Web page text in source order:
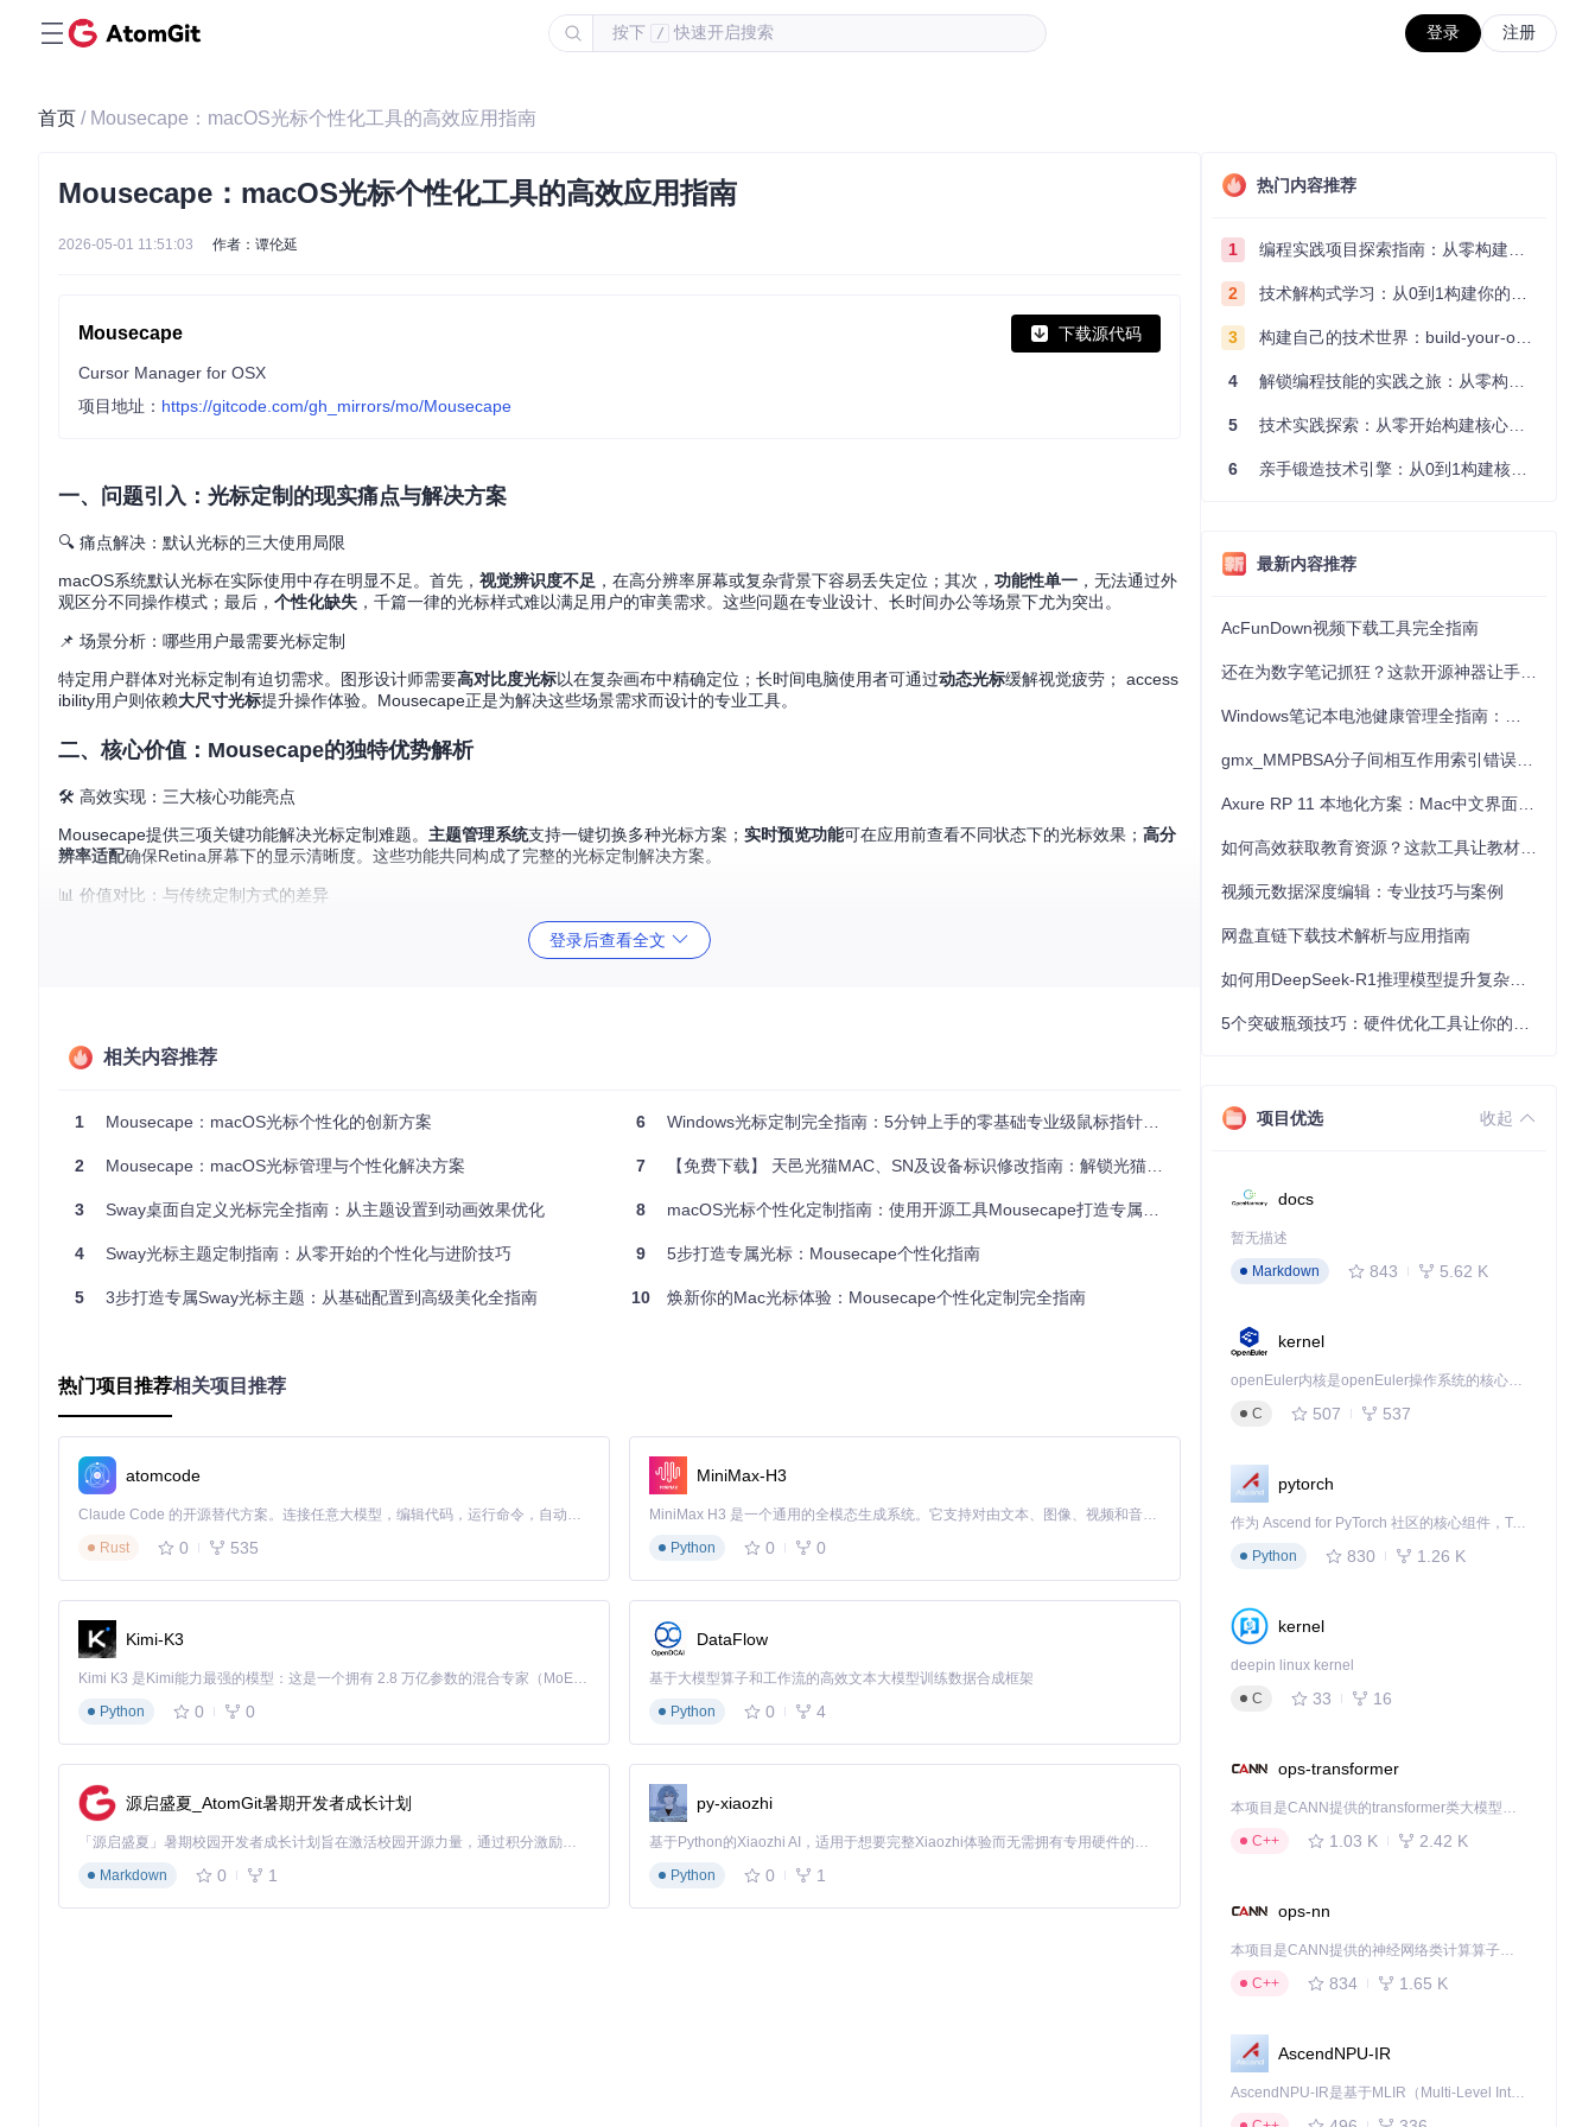
按下 / 快速开启搜索 登录 注册
首页 / Mousecape：macOS光标个性化工具的高效应用指南
Mousecape：macOS光标个性化工具的高效应用指南
2026-05-01 11:51:03 作者：谭伦延
Mousecape 下载源代码
Cursor Manager for OSX
项目地址： https://gitcode.com/gh_mirrors/mo/Mousecape
一、问题引入：光标定制的现实痛点与解决方案
🔍 痛点解决：默认光标的三大使用局限
macOS系统默认光标在实际使用中存在明显不足。首先， 视觉辨识度不足 ，在高分辨率屏幕或复杂背景下容易丢失定位；其次， 功能性单一 ，无法通过外
观区分不同操作模式；最后， 个性化缺失 ，千篇一律的光标样式难以满足用户的审美需求。这些问题在专业设计、长时间办公等场景下尤为突出。
📌 场景分析：哪些用户最需要光标定制
特定用户群体对光标定制有迫切需求。图形设计师需要高对比度光标以在复杂画布中精确定位；长时间电脑使用者可通过动态光标缓解视觉疲劳； access
ibility用户则依赖大尺寸光标提升操作体验。Mousecape正是为解决这些场景需求而设计的专业工具。
二、核心价值：Mousecape的独特优势解析
🛠️ 高效实现：三大核心功能亮点
Mousecape提供三项关键功能解决光标定制难题。 主题管理系统支持一键切换多种光标方案； 实时预览功能可在应用前查看不同状态下的光标效果； 高分
辨率适配确保Retina屏幕下的显示清晰度。这些功能共同构成了完整的光标定制解决方案。
📊 价值对比：与传统定制方式的差异
🔧 目标：获取并安装Mousecape工具
方法
：通过Git克隆项目仓库并使用Xcode构建应用。执行以下命令获取源码：
clone
成。
方法：启动应用后，在主题列表中选择所需样式，点击"应用"按钮。首次使用需安装Helper Tool以获取系统权限。
已生效。系统偏好设置中应显示当前应用的光标方案。
图：Mousecape主界面展示了多种光标主题选择，当前已应用"Svanslös Blue"主题
四、创意拓展：跨场景应用与高级技巧
💡 创新应用：多场景光标定制策略
🔄 创新应用：动态光标制作与分享
利用Mousecape的主题编辑功能，普通用户也能创建个性化动态光标。准备8-12帧PNG图像序列，通过导入功能生成动画光标。完成的主题可导出为.cap
e文件，与社区分享或用于多设备同步。
五、常见问题与优化建议
🔍 痛点解决：光标异常的快速修复
当出现光标显示异常时，可通过三个步骤解决：首先重启Mousecape应用；其次在偏好设置中重新安装Helper Tool；最后使用"恢复默认光标"功能重置系
统设置。这些操作可解决90%以上的常见问题。
💡 高效实现：性能优化建议
登录后查看全文
相关内容推荐
1 Mousecape：macOS光标个性化的创新方案
2 Mousecape：macOS光标管理与个性化解决方案
3 Sway桌面自定义光标完全指南：从主题设置到动画效果优化
4 Sway光标主题定制指南：从零开始的个性化与进阶技巧
5 3步打造专属Sway光标主题：从基础配置到高级美化全指南
6 Windows光标定制完全指南：5分钟上手的零基础专业级鼠标指针美化方案
7 【免费下载】 天邑光猫MAC、SN及设备标识修改指南：解锁光猫定制新境界
8 macOS光标个性化定制指南：使用开源工具Mousecape打造专属交互体验
9 5步打造专属光标：Mousecape个性化指南
10 焕新你的Mac光标体验：Mousecape个性化定制完全指南
热门项目推荐相关项目推荐
atomcode
Claude Code 的开源替代方案。连接任意大模型，编辑代码，运行命令，自动验证 — 全自动执行。用 Rust 构建，极致性能。 ｜ An open-source alternative to Claude Code. Connect any LLM, edit code, run commands, and verify changes — autonomously. Built in Rust for speed. Get Started
Rust
0 535
MiniMax-H3
MiniMax H3 是一个通用的全模态生成系统。它支持对由文本、图像、视频和音频组成的多模态上下文进行统一理解，并能生成分辨率高达 2K、时长可达 15 秒的带原生立体声音频的视频。得益于面向任务泛化的系统设计，H3 在预训练阶段就已具备广泛的多模态上下文理解与生成能力，能够出色地执行复杂的多模态指令。
Python
0 0
Kimi-K3
Kimi K3 是Kimi能力最强的模型：这是一个拥有 2.8 万亿参数的混合专家（MoE）模型，具备原生视觉理解能力，并支持 100 万 token 的上下文窗口。
Python
0 0
DataFlow
基于大模型算子和工作流的高效文本大模型训练数据合成框架
Python
0 4
源启盛夏_AtomGit暑期开发者成长计划
「源启盛夏」暑期校园开发者成长计划旨在激活校园开源力量，通过积分激励、认证扶持、资源倾斜等形式，引导高校组织和开发者完成「入驻 — 建项目 — 做贡献 — 获认证 — 得资源」的完整闭环。无论你是想带领社团入驻平台的组织者，还是希望用代码贡献证明自己的开发者，都能在这里找到属于你的成长路径。
Markdown
0 1
py-xiaozhi
基于Python的Xiaozhi AI，适用于想要完整Xiaozhi体验而无需拥有专用硬件的用户。
Python
0 1
热门内容推荐
1 编程实践项目探索指南：从零构建技术能力体系
2 技术解构式学习：从0到1构建你的编程知识体系
3 构建自己的技术世界：build-your-own-x项目的实践探索指南
4 解锁编程技能的实践之旅：从零构建你的技术世界
5 技术实践探索：从零开始构建核心系统的实践指南
6 亲手锻造技术引擎：从0到1构建核心系统的实践指南
最新内容推荐
AcFunDown视频下载工具完全指南
视频元数据深度编辑：专业技巧与案例
网盘直链下载技术解析与应用指南
项目优选 收起
docs
暂无描述
Markdown
843 5.62 K
kernel
openEuler内核是openEuler操作系统的核心，既是系统性能与稳定性的基石，也是连接处理器、设备与服务的桥梁。
C
507 537
pytorch
作为 Ascend for PyTorch 社区的核心组件，TorchNPU 是昇腾专为 PyTorch 打造的深度学习适配插件，使 PyTorch 框架能够直接调用昇腾 NPU，为开发者提供昇腾 AI 处理器的超强算力。
Python
830 1.26 K
kernel
deepin linux kernel
C
33 16
ops-transformer
本项目是CANN提供的transformer类大模型算子库，实现网络在NPU上加速计算。
C++
1.03 K 2.42 K
ops-nn
本项目是CANN提供的神经网络类计算算子库，实现网络在NPU上加速计算。
C++
834 1.65 K
AscendNPU-IR
AscendNPU-IR是基于MLIR（Multi-Level Intermediate Representation）构建的，面向昇腾亲和算子编译时使用的中间表示，提供昇腾完备表达能力，通过编译优化提升昇腾AI处理器计算效率，支持通过生态框架使能昇腾AI处理器与深度调优